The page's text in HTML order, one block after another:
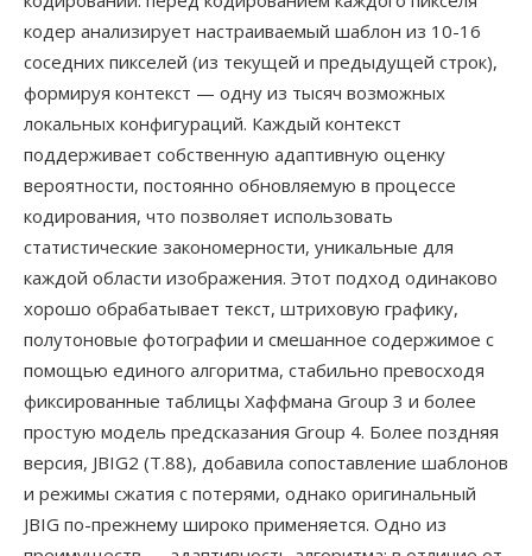
кодер анализирует настраиваемый шаблон из 10-16
соседних пикселей (из текущей и предыдущей строк),
формируя контекст — одну из тысяч возможных
локальных конфигураций. Каждый контекст
поддерживает собственную адаптивную оценку
вероятности, постоянно обновляемую в процессе
кодирования, что позволяет использовать
статистические закономерности, уникальные для
каждой области изображения. Этот подход одинаково
хорошо обрабатывает текст, штриховую графику,
полутоновые фотографии и смешанное содержимое с
помощью единого алгоритма, стабильно превосходя
фиксированные таблицы Хаффмана Group 3 и более
простую модель предсказания Group 4. Более поздняя
версия, JBIG2 (T.88), добавила сопоставление шаблонов
и режимы сжатия с потерями, однако оригинальный
JBIG по-прежнему широко применяется. Одно из